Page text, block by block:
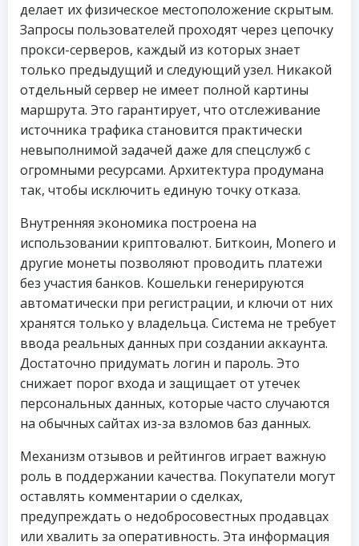
делает их физическое местоположение скрытым.
Запросы пользователей проходят через цепочку
прокси-серверов, каждый из которых знает
только предыдущий и следующий узел. Никакой
отдельный сервер не имеет полной картины
маршрута. Это гарантирует, что отслеживание
источника трафика становится практически
невыполнимой задачей даже для спецслужб с
огромными ресурсами. Архитектура продумана
так, чтобы исключить единую точку отказа.
Внутренняя экономика построена на
использовании криптовалют. Биткоин, Monero и
другие монеты позволяют проводить платежи
без участия банков. Кошельки генерируются
автоматически при регистрации, и ключи от них
хранятся только у владельца. Система не требует
ввода реальных данных при создании аккаунта.
Достаточно придумать логин и пароль. Это
снижает порог входа и защищает от утечек
персональных данных, которые часто случаются
на обычных сайтах из-за взломов баз данных.
Механизм отзывов и рейтингов играет важную
роль в поддержании качества. Покупатели могут
оставлять комментарии о сделках,
предупреждать о недобросовестных продавцах
или хвалить за оперативность. Эта информация